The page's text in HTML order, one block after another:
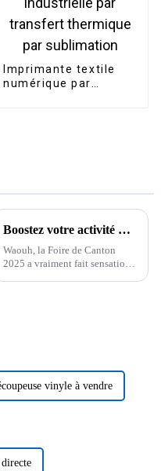
Imprimante textile
numérique par
Boostez votre activité d'artisanat du bois : découvrez les imprimantes UV de pointe à la Foire de Canton 2025 !
Waouh, la Foire de Canton
2025 a vraiment fait sensation
vinyle à vendre